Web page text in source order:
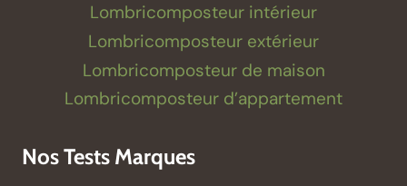
Lombricomposteur intérieur
Lombricomposteur extérieur
Lombricomposteur de maison
Lombricomposteur d’appartement
Nos Tests Marques